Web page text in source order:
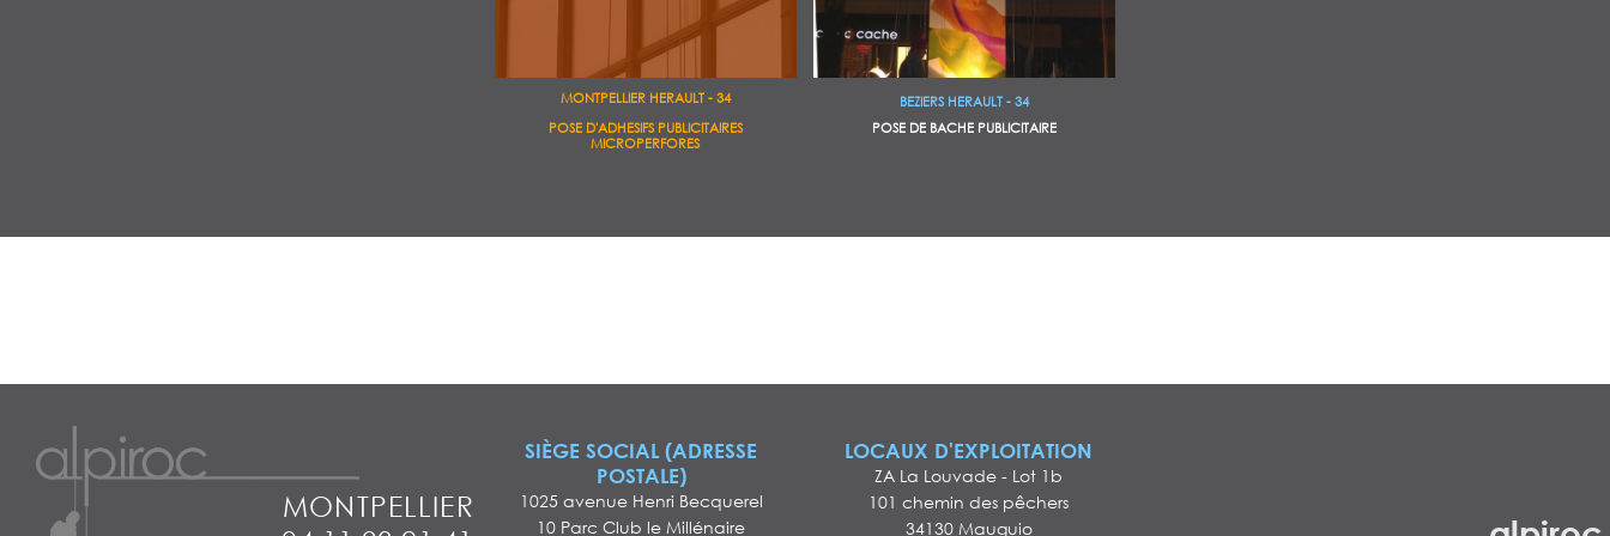
MONTPELLIER HERAULT - 34
POSE D'ADHESIFS PUBLICITAIRES
MICROPERFORES
BEZIERS HERAULT - 34
POSE DE BACHE PUBLICITAIRE
MONTPELLIER
SIÈGE SOCIAL (ADRESSE
POSTALE)
1025 avenue Henri Becquerel
10 Parc Club le Millénaire
LOCAUX D'EXPLOITATION
ZA La Louvade - Lot 1b
101 chemin des pêchers
34130 Mauguio